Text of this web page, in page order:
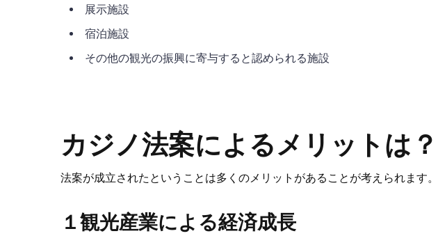
展示施設
宿泊施設
その他の観光の振興に寄与すると認められる施設
カジノ法案によるメリットは？
法案が成立されたということは多くのメリットがあることが考えられます
１観光産業による経済成長